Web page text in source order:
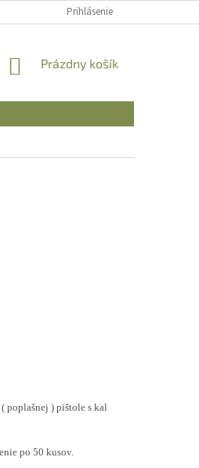
Prihlásenie
NÁKUPNÝ
Prázdny košík
poplašnej ) pištole s kal
po 50 kusov.